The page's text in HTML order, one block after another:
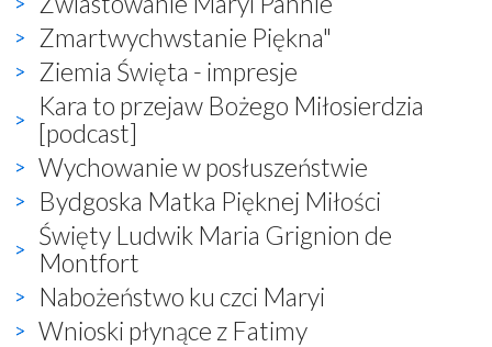
Zmartwychwstanie Piękna"
Ziemia Święta - impresje
Kara to przejaw Bożego Miłosierdzia
[podcast]
Wychowanie w posłuszeństwie
Bydgoska Matka Pięknej Miłości
Święty Ludwik Maria Grignion de
Montfort
Nabożeństwo ku czci Maryi
Wnioski płynące z Fatimy